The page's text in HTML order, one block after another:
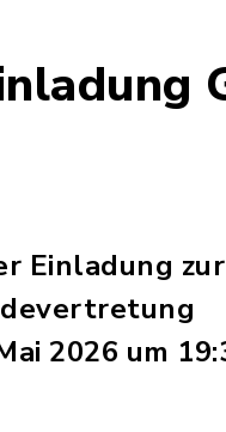
Einladung zur
2026 um